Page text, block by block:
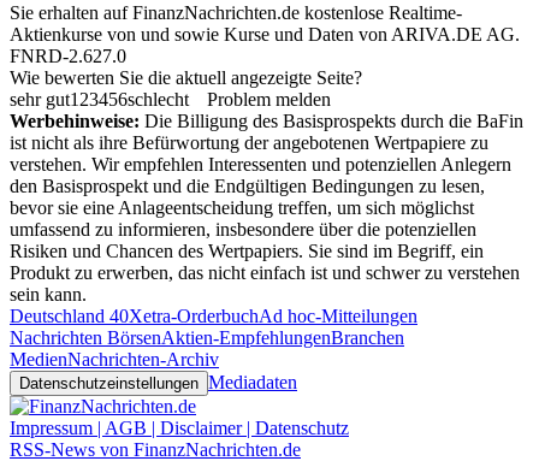
Sie erhalten auf FinanzNachrichten.de kostenlose Realtime-
Aktienkurse von und sowie Kurse und Daten von ARIVA.DE AG.
FNRD-2.627.0
Wie bewerten Sie die aktuell angezeigte Seite?
sehr gut1 23456schlecht
Problem melden
Werbehinweise: Die Billigung des Basisprospekts durch die BaFin
ist nicht als ihre Befürwortung der angebotenen Wertpapiere zu
verstehen. Wir empfehlen Interessenten und potenziellen Anlegern
den Basisprospekt und die Endgültigen Bedingungen zu lesen,
bevor sie eine Anlageentscheidung treffen, um sich möglichst
umfassend zu informieren, insbesondere über die potenziellen
Risiken und Chancen des Wertpapiers. Sie sind im Begriff, ein
Produkt zu erwerben, das nicht einfach ist und schwer zu verstehen
sein kann.
Deutschland 40Xetra-OrderbuchAd hoc-Mitteilungen
Nachrichten BörsenAktien-EmpfehlungenBranchen
MedienNachrichten-Archiv
Datenschutzeinstellungen Mediadaten
Impressum | AGB | Disclaimer | Datenschutz
RSS-News von FinanzNachrichten.de